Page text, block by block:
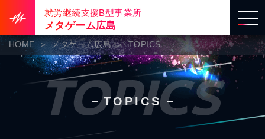
就労継続支援B型事業所
メタゲーム広島
TOPICS
TOPICS
HOME メタゲーム広島 TOPICS